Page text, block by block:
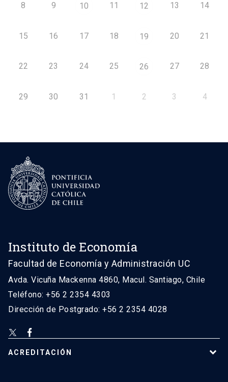
8 9 10 11 12 13 14
15 16 17 18 19 20 21
22 23 24 25 26 27 28
29 30 31 1 2 3 4
Instituto de Economía
Facultad de Economía y Administración UC
Avda. Vicuña Mackenna 4860, Macul. Santiago, Chile
Teléfono: +56 2 2354 4303
Dirección de Postgrado: +56 2 2354 4028
ACREDITACIÓN